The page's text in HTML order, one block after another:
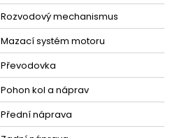
Rozvodový mechanismus
Mazací systém motoru
Převodovka
Pohon kol a náprav
Přední náprava